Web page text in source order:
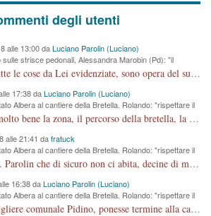
degli utenti
alle 13:00 daLuciano Parolin (Luciano)
strisce pedonali, Alessandra Marobin (Pd): "il
Consigliera Marobin, tutte le cose da Lei evidenziate, sono opera del suo ex Assessore e compagno di Partito Antonio Marco Dalla Pozza Assessore alla "progettazione" di piste ciclabili e altre porcherie. A lui manderei il conto da saldare per incidenti e danni alle persone. E' ora che "finiamola." Avete perso rassegnatevi. qui IL SINDACO RUCCO NON C'ENTRA PER NIENTE. CAPITO!!!!!!!! Amen.
17:38 daLuciano Parolin (Luciano)
Albera al cantiere della Bretella. Rolando: "rispettare il
Caro fratuck, conosco molto bene la zona, il percorso della bretella, la situazione dei cittadini, abito in Viale Trento. A partire dal 2003 ho partecipato al Comitato di Maddalene pro bretella, e a riunioni propositive per apportare modifiche al progetto. Numerose mie foto del territorio sono arrivate a Roma, altri miei interventi (non graditi dalla Sx) sono stati pubblicati dal GdV, assieme ad altri come Ciro Asproso, ora favorevole alla bretella. Ho partecipato alla raccolta firme per la chiusura della strada x 5 giorni eseguita dal Sindaco Hullwech per sforamento 180 Micro/g. Pertanto come impegno per la tematica sono apposto con la coscienza. Ora il Progetto è partito, fine! Voglio dire che la nuova Giunta "comunale" non c'entra più. L'opera sarà "malauguratamente" eseguita, ma non con il mio placet. Il Consigliere Comunale dovrebbe capire che la campagna elettorale è finita, con buona pace di tutti. Quello che invece dovrebbe interessare è la proprietà della strada, dall'uscita autostradale Ovest, sino alla Rotatoria dell'Albara, vi sono tre possessori: Autostrade SpA; La Provincia, il Comune. Come la mettiamo per il futuro ? I costi, da 50 sono saliti a 100 milioni di € come dire 20 milioni a KM (!) da non credere. Comunque si farà. Ma nessuno canti Vittoria, anzi meglio non farne un ulteriore fatto "partitico" per questioni elettorali o di seggio. Se mi manda la sua mail, sono disponibile ad inviare i documenti e le foto sopra descritte. Con ossequi, Luciano Parolin
alle 21:41 dafratuck
Albera al cantiere della Bretella. Rolando: "rispettare il
Non sarà utile a lei dott. Parolin che di sicuro non ci abita, decine di migliaia di TIR, automobili e padroncini che passano quotidianamente per una strada appena rotabile, non è più possibile stendere i panni, attraversare la strada senza rischiare la morte, le case stanno crepando, i tempi sono cambiati e la bretella non passerà assolutamente per maddalene (ma cosa sta a dire?!), dia invece responsabilità a chi ha costruito tagliando la strada che doveva invece terminare a isola vicentina e non al moracchino lasciando Motta di Costabissara ancora in panne di traffico. I tempi sono cambiati dottore e se l'anagrafe della vita stagna nell'essere umano impressioni conservatrici, la società non le considera perchè va avanti, si industrializza e ha bisogno di infrastrutture e di sviluppo. Ultima considerazione, se è geloso di Rolando perchè vede in lui solo campagne politiche mentre si difendono i SOLI diritti dei cittadini, la preghiamo faccia considerazioni più appropriate. Saluti e complimenti per i suoi scritti.
16:38 daLuciano Parolin (Luciano)
Albera al cantiere della Bretella. Rolando: "rispettare il
Sarebbe ora che il consigliere comunale Pidino, ponesse termine alla campagna elettorale nel territorio del suo seggio Villaggio del Sole. La tiraca è iniziata, distruggerà 6 km di prateria ovest della città, ricca di fonti e sorgenti d'acqua. I cittadini di Maddalene non avranno più Pace la notte. Molta colpa per la costruzione di questa Strada è proprio del signor Rolando,dei suoi gazebo mobili e che vuol far passare questa opera VANDALICA come progetto "utile" a chi ? Non è cosa seria sig. Rolando!